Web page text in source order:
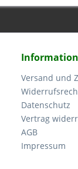
Versand und
Datenschutz
Vertrag
AGB
Impressum